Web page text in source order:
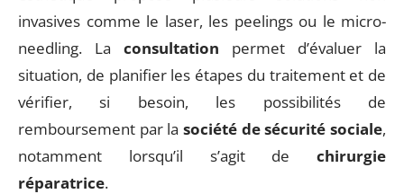
invasives comme le laser, les peelings ou le micro-
needling. La consultation permet d’évaluer la
situation, de planifier les étapes du traitement et de
vérifier, si besoin, les possibilités de
remboursement par la société de sécurité sociale,
notamment lorsqu’il s’agit de chirurgie
réparatrice.